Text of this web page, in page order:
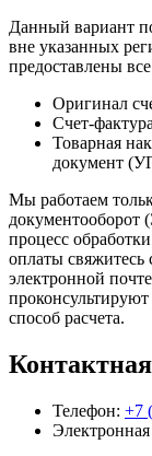
Данный вариант
вне указанных
предоставлены
Оригинал
Счет-
Товарная
документ
Мы работаем
документооборот
процесс
оплаты
электронной
способ расчета.
Телефон: +7
Электронная